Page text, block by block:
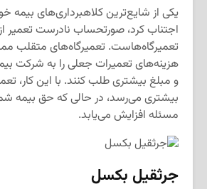
یکی از شایع‌ترین کلاهبرداری‌های بیمه
اجتناب کرد، صورتحساب نادرست تعمیر
تعمیرگاه‌هاست. تعمیرگاه‌های متقلب
هزینه‌های تعمیرات جعلی را به شرکت
و مبلغ بیشتری طلب کنند. با این کار،
بیشتری می‌رسد، در حالی که حق بیمه
مسئله افزایش می‌یابد.
جرثقیل بکسل